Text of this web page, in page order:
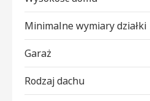
Minimalne wymiary działki
Garaż
Rodzaj dachu